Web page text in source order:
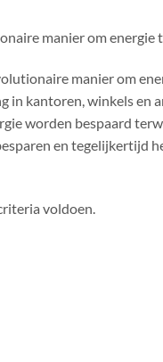
manier om energie
manier om
in kantoren, winkels en
worden bespaard
en tegelijkertijd
voldoen.